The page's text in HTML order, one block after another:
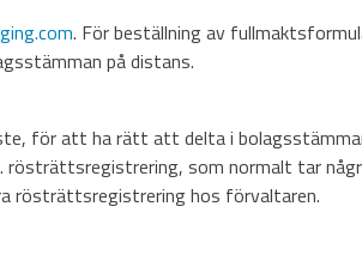
. För beställning av
på distans.
för att ha rätt att delta i
rösträttsregistrering, som normalt tar
rösträttsregistrering hos förvaltaren.